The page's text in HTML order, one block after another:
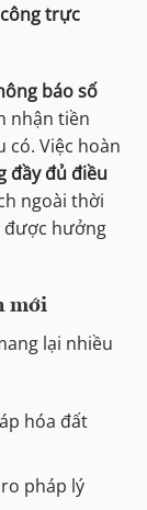
trực
báo số
nhận tiền
có. Việc hoàn
đầy đủ điều
ngoài thời
được hưởng
mới
lại nhiều
hóa đất
pháp lý